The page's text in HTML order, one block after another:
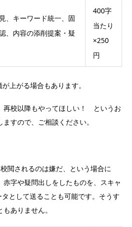
、キーワード統一、固
、内容の添削提案・疑
400字
当たり
×250
円
上がる場合もあります。
再校以降もやってほしい！ というお
すので、ご相談ください。
閲されるのは嫌だ、という場合に
字や疑問出しをしたものを、スキャ
として送ることも可能です。そうす
ありません。